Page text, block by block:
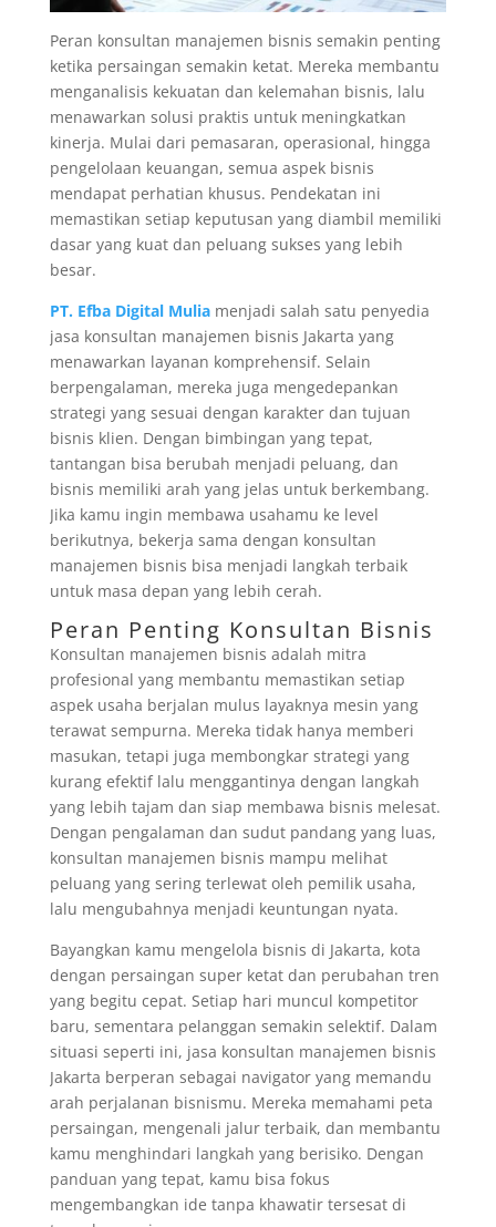
Peran konsultan manajemen bisnis semakin penting
ketika persaingan semakin ketat. Mereka membantu
menganalisis kekuatan dan kelemahan bisnis, lalu
menawarkan solusi praktis untuk meningkatkan
kinerja. Mulai dari pemasaran, operasional, hingga
pengelolaan keuangan, semua aspek bisnis
mendapat perhatian khusus. Pendekatan ini
memastikan setiap keputusan yang diambil memiliki
dasar yang kuat dan peluang sukses yang lebih
besar.
PT. Efba Digital Muliamenjadi salah satu penyedia
jasa konsultan manajemen bisnis Jakarta yang
menawarkan layanan komprehensif. Selain
berpengalaman, mereka juga mengedepankan
strategi yang sesuai dengan karakter dan tujuan
bisnis klien. Dengan bimbingan yang tepat,
tantangan bisa berubah menjadi peluang, dan
bisnis memiliki arah yang jelas untuk berkembang.
Jika kamu ingin membawa usahamu ke level
berikutnya, bekerja sama dengan konsultan
manajemen bisnis bisa menjadi langkah terbaik
untuk masa depan yang lebih cerah.
Peran Penting Konsultan Bisnis
Konsultan manajemen bisnis adalah mitra
profesional yang membantu memastikan setiap
aspek usaha berjalan mulus layaknya mesin yang
terawat sempurna. Mereka tidak hanya memberi
masukan, tetapi juga membongkar strategi yang
kurang efektif lalu menggantinya dengan langkah
yang lebih tajam dan siap membawa bisnis melesat.
Dengan pengalaman dan sudut pandang yang luas,
konsultan manajemen bisnis mampu melihat
peluang yang sering terlewat oleh pemilik usaha,
lalu mengubahnya menjadi keuntungan nyata.
Bayangkan kamu mengelola bisnis di Jakarta, kota
dengan persaingan super ketat dan perubahan tren
yang begitu cepat. Setiap hari muncul kompetitor
baru, sementara pelanggan semakin selektif. Dalam
situasi seperti ini, jasa konsultan manajemen bisnis
Jakarta berperan sebagai navigator yang memandu
arah perjalanan bisnismu. Mereka memahami peta
persaingan, mengenali jalur terbaik, dan membantu
kamu menghindari langkah yang berisiko. Dengan
panduan yang tepat, kamu bisa fokus
mengembangkan ide tanpa khawatir tersesat di